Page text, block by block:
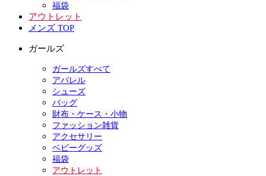
福袋
アウトレット
メンズ TOP
ガールズ
ガールズすべて
アパレル
シューズ
バッグ
財布・ケース・小物
ファッション雑貨
アクセサリー
ベビーグッズ
福袋
アウトレット